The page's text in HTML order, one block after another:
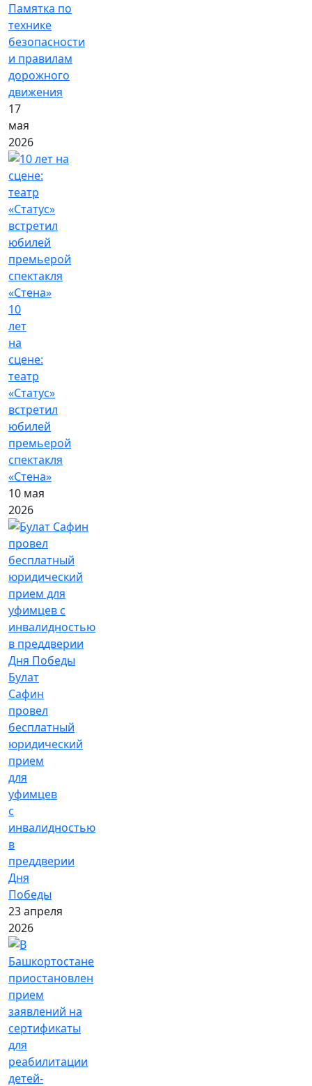
Памятка по
технике
безопасности
и правилам
дорожного
движения
17
мая
2026
10
лет
на
сцене:
театр
«Статус»
встретил
юбилей
премьерой
спектакля
«Стена»
10 мая
2026
Булат
Сафин
провел
бесплатный
юридический
прием
для
уфимцев
с
инвалидностью
в
преддверии
Дня
Победы
23 апреля
2026